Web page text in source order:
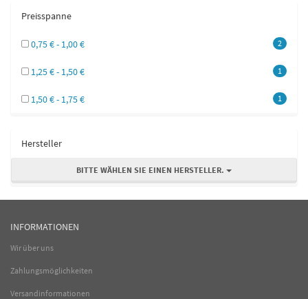
Preisspanne
2
0,75 € - 1,00 €
1
1,25 € - 1,50 €
1
1,50 € - 1,75 €
Hersteller
BITTE WÄHLEN SIE EINEN HERSTELLER.
INFORMATIONEN
Wir über uns
Zahlungsmöglichkeiten
Versandinformationen